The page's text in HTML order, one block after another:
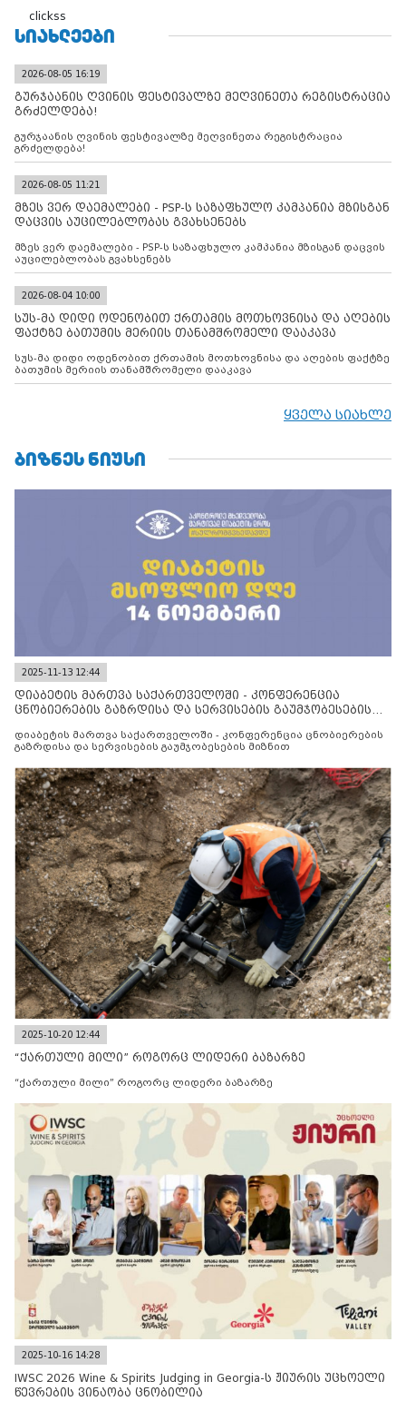
clickss
ᲡᲘᲐᲮᲚᲔᲔᲑᲘ
2026-08-05 16:19
გურჯაანის ღვინის ფესტივალზე მეღვინეთა რეგისტრაცია
გრძელდება!
გურჯაანის ღვინის ფესტივალზე მეღვინეთა რეგისტრაცია
გრძელდება!
2026-08-05 11:21
მზეს ვერ დაემალები - PSP-ს საზაფხულო კამპანია მზისგან
დაცვის აუცილებლობას გვახსენებს
მზეს ვერ დაემალები - PSP-ს საზაფხულო კამპანია მზისგან დაცვის
აუცილებლობას გვახსენებს
2026-08-04 10:00
სუს-მა დიდი ოდენობით ქრთამის მოთხოვნისა და აღების
ფაქტზე ბათუმის მერიის თანამშრომელი დააკავა
სუს-მა დიდი ოდენობით ქრთამის მოთხოვნისა და აღების ფაქტზე
ბათუმის მერიის თანამშრომელი დააკავა
ყველა სიახლე
ᲑᲘᲖᲜᲔᲡ ᲜᲘᲣᲡᲘ
2025-11-13 12:44
დიაბეტის მართვა საქართველოში - კონფერენცია
ცნობიერების გაზრდისა და სერვისების გაუმჯობესების
დიაბეტის მართვა საქართველოში - კონფერენცია ცნობიერების
გაზრდისა და სერვისების გაუმჯობესების მიზნით
2025-10-20 12:44
“ქართული მილი” როგორც ლიდერი ბაზარზე
“ქართული მილი” როგორც ლიდერი ბაზარზე
2025-10-16 14:28
IWSC 2026 Wine & Spirits Judging in Georgia-ს ჟიურის უცხოელი
წევრების ვინაობა ცნობილია